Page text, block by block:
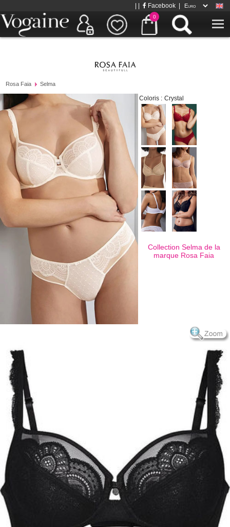
0
Facebook
Rosa Faia Selma
Coloris : Crystal
Collection Selma de la
marque Rosa Faia